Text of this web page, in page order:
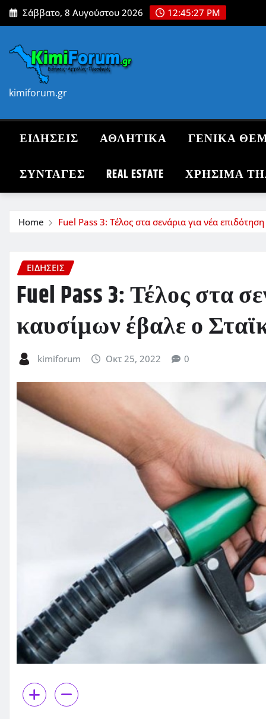
Skip
to
Σάββατο, 8 Αυγούστου 2026 12:45:29 PM
kimiforum.gr
ΕΙΔΗΣΕΙΣ ΑΘΛΗΤΙΚΑ ΓΕΝΙΚΑ
ΣΥΝΤΑΓΈΣ REAL ESTATE ΧΡΗΣΙΜΑ
Home Fuel Pass 3: Τέλος στα σενάρια για νέα
ΕΙΔΗΣΕΙΣ
Fuel Pass 3: Τέλος στα
καυσίμων έβαλε ο
kimiforum Οκτ 25, 2022 0